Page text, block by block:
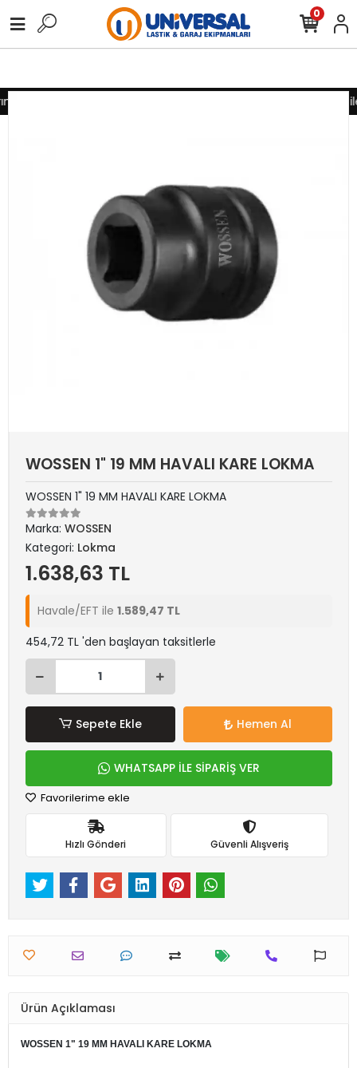
için lütfen iletişime geçiniz Toptan alımlarınız için lütfen
0
WOSSEN 1" 19 MM HAVALI KARE LOKMA
WOSSEN 1" 19 MM HAVALI KARE LOKMA
Marka: WOSSEN
Kategori: Lokma
1.638,63 TL
Havale/EFT ile 1.589,47 TL
454,72 TL 'den başlayan taksitlerle
Sepete Ekle Hemen Al
WHATSAPP İLE SİPARİŞ VER
Favorilerime ekle
Hızlı Gönderi Güvenli Alışveriş
Ürün Açıklaması
WOSSEN 1" 19 MM HAVALI KARE LOKMA